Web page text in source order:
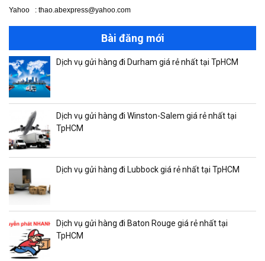
Yahoo : thao.abexpress@yahoo.com
Bài đăng mới
Dịch vụ gửi hàng đi Durham giá rẻ nhất tại TpHCM
Dịch vụ gửi hàng đi Winston-Salem giá rẻ nhất tại
TpHCM
Dịch vụ gửi hàng đi Lubbock giá rẻ nhất tại TpHCM
Dịch vụ gửi hàng đi Baton Rouge giá rẻ nhất tại
TpHCM